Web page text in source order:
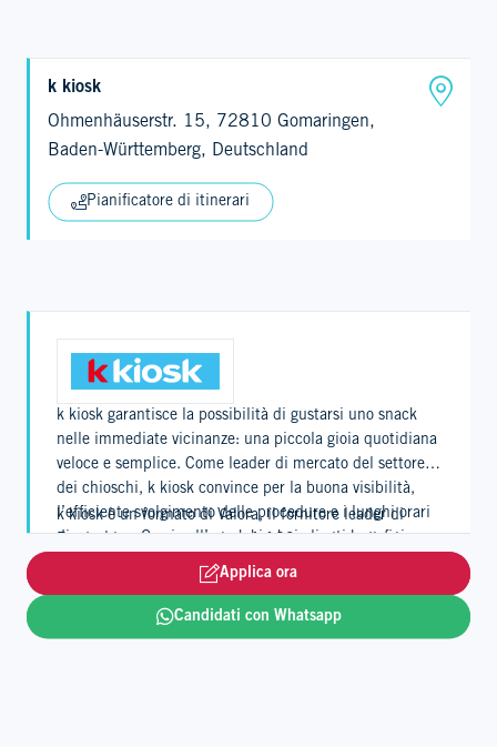
k kiosk
Ohmenhäuserstr. 15, 72810 Gomaringen,
Baden-Württemberg, Deutschland
Pianificatore di itinerari
k kiosk garantisce la possibilità di gustarsi uno snack
nelle immediate vicinanze: una piccola gioia quotidiana
veloce e semplice. Come leader di mercato del settore
dei chioschi, k kiosk convince per la buona visibilità,
l’efficiente svolgimento delle procedure e i lunghi orari
di apertura. Grazie all’app k kiosk, i clienti beneficiano
inoltre di un programma fedeltà digitale.
k kiosk è un formato di Valora, il fornitore leader di
Svizzera, Germania e Lussemburgo.
Scrivi il futuro con noi e offri un pizzico di gioia agli
altri.
Applica ora
Candidati con Whatsapp